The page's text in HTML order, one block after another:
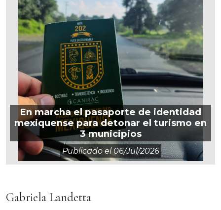
En marcha el pasaporte de identidad
mexiquense para detonar el turismo en
3 municipios
Publicado el06/jul/2026
Gabriela Landetta